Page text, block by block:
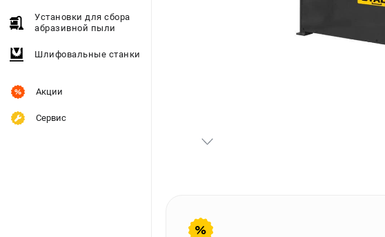
Установки для сбора
абразивной пыли
Шлифовальные станки
Акции
Сервис